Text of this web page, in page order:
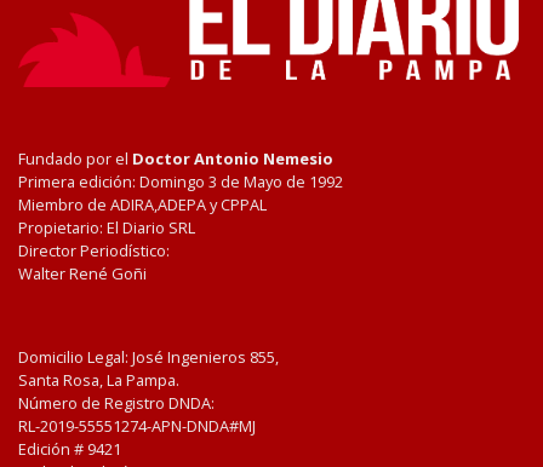
Fundado por el Doctor Antonio Nemesio
Primera edición: Domingo 3 de Mayo de 1992
Miembro de ADIRA,ADEPA y CPPAL
Propietario: El Diario SRL
Director Periodístico:
Walter René Goñi
Domicilio Legal: José Ingenieros 855,
Santa Rosa, La Pampa.
Número de Registro DNDA:
RL-2019-55551274-APN-DNDA#MJ
Edición # 9421